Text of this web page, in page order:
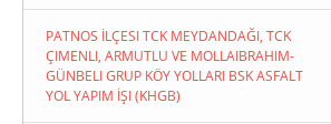
PATNOS İLÇESI TCK MEYDANDAĞI, TCK
ÇIMENLI, ARMUTLU VE MOLLAIBRAHIM-
GÜNBELI GRUP KÖY YOLLARI BSK ASFALT
YOL YAPIM İŞI (KHGB)